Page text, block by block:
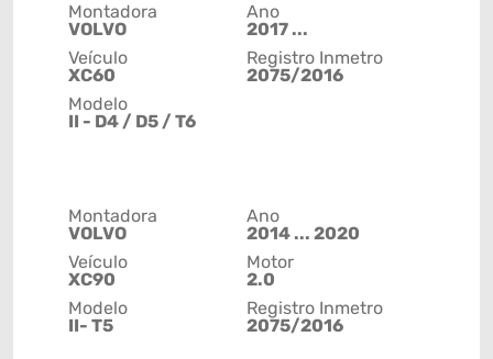
Montadora
VOLVO
Veículo
XC60
Modelo
II - D4 / D5 / T6
Ano
2017 ...
Registro Inmetro
2075/2016
Montadora
VOLVO
Veículo
XC90
Modelo
II- T5
Ano
2014 ... 2020
Motor
2.0
Registro Inmetro
2075/2016